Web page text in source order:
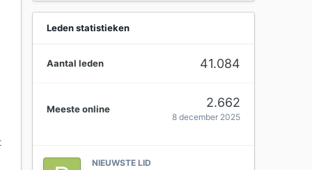
Leden statistieken
Aantal leden 41.084
Meeste online 2.662
8 december 2025
NIEUWSTE LID